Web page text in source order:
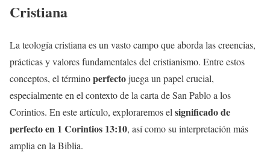
Cristiana
La teología cristiana es un vasto campo que aborda las creencias,
prácticas y valores fundamentales del cristianismo. Entre estos
conceptos, el términoperfectojuega un papel crucial,
especialmente en el contexto de la carta de San Pablo a los
Corintios. En este artículo, exploraremos elsignificado de
perfecto en 1 Corintios 13:10, así como su interpretación más
amplia en la Biblia.